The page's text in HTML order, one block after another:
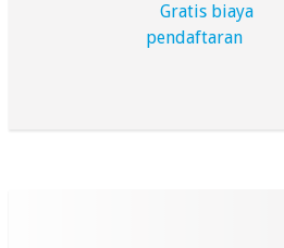
Gratis biaya
pendaftaran